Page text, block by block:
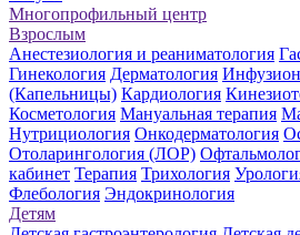
Многопрофильный центр
Взрослым
Анестезиология и реаниматология
Гинекология Дерматология
(Капельницы) Кардиология
Косметология Мануальная терапия
Нутрициология Онкодерматология
Отоларингология (ЛОР)
кабинет Терапия Трихология
Флебология Эндокринология
Детям